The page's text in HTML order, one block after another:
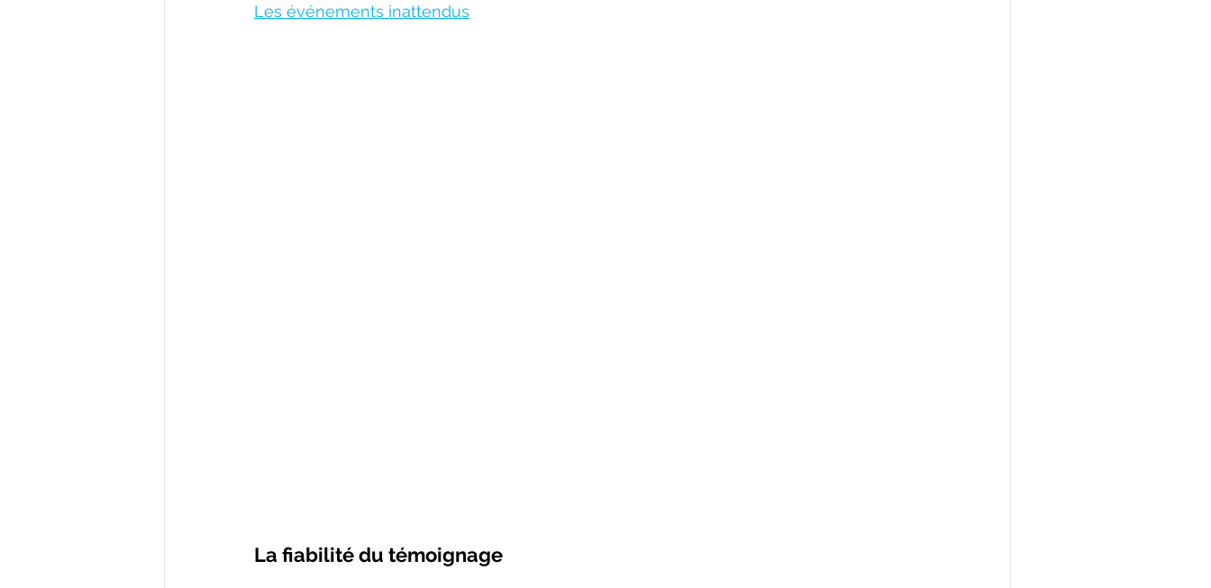
Les événements inattendus
La fiabilité du témoignage